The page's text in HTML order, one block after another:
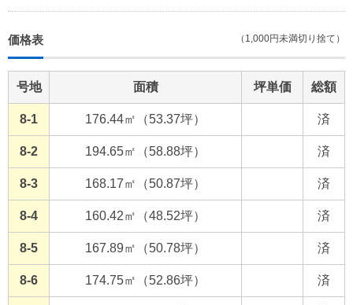
価格表 （1,000円未満切り捨て）
号地 面積 坪単価 総額
8-1 176.44㎡（53.37坪） 済
8-2 194.65㎡（58.88坪） 済
8-3 168.17㎡（50.87坪） 済
8-4 160.42㎡（48.52坪） 済
8-5 167.89㎡（50.78坪） 済
8-6 174.75㎡（52.86坪） 済